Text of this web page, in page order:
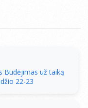
Budėjimas už taiką
22-23